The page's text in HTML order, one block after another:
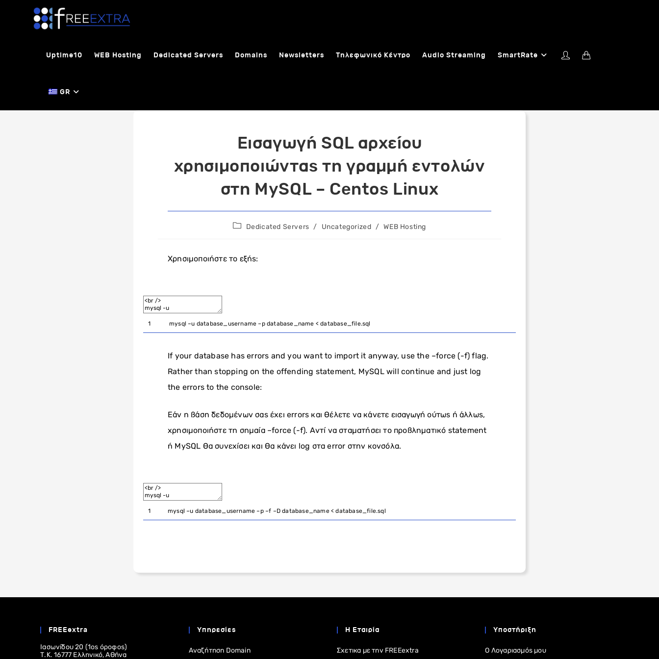
Uptime10 WEB Hosting Dedicated Servers Domains Newsletters Τηλεφωνικό Κέντρο Audio Streaming SmartRate
GR
Εισαγωγή SQL αρχείου
χρησιμοποιώντας τη γραμμή εντολών
στη MySQL – Centos Linux
PostDedicated Servers / Uncategorized / WEB Hosting
Χρησιμοποιήστε το εξής:
1 mysql –u database_username –p database_name < database_file.sql
If your database has errors and you want to import it anyway, use the –force (-f) flag.
Rather than stopping on the offending statement, MySQL will continue and just log
the errors to the console:
Εάν η βάση δεδομένων σας έχει errors και θέλετε να κάνετε εισαγωγή ούτως ή άλλως,
χρησιμοποιήστε τη σημαία –force (-f). Αντί να σταματήσει το προβληματικό statement
ή MySQL θα συνεχίσει και θα κάνει log στα error στην κονσόλα.
1 mysql –u database_username –p –f –D database_name < database_file.sql
FREEextra
Ιασωνίδου 20 (1ος όροφος)
Τ.Κ. 16777 Ελληνικό, Αθήνα
Υπηρεσίες
Αναζήτηση Domain
Η Εταιρία
Σχετικα με την FREEextra
Υποστήριξη
Ο Λογαριασμός μου